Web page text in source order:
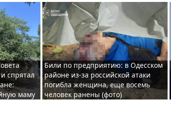
спрятал
маму
Били по предприятию: в Одесском
районе из-за российской атаки
погибла женщина, еще восемь
человек ранены (фото)